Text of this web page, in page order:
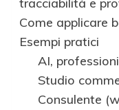
tracciabilità e
Come applicare
Esempi pratici
AI,
Studio
Consulente